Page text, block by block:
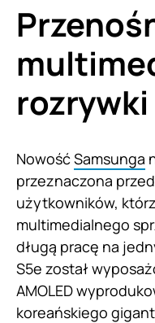
rozrywki
NowośćSamsunga
przeznaczona
użytkowników,
multimedialnego
długą pracę na
S5e został
AMOLED
koreańskiego